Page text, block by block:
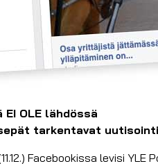
OLE lähdössä
tarkentavat
Facebookissa levisi